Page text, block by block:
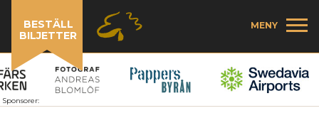
BESTÄLL
BILJETTER
MENY
Sponsorer: